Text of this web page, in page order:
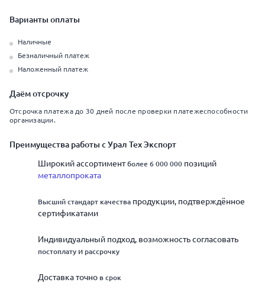
Варианты оплаты
Наличные
Безналичный платеж
Наложенный платеж
Даём отсрочку
Отсрочка платежа до 30 дней после проверки платежеспособности
организации.
Преимущества работы с Урал Тех Экспорт
Широкий ассортиментболее 6 000 000 позиций
металлопроката
Высший стандарт качества продукции, подтверждённое
сертификатами
Индивидуальный подход, возможность согласовать
постоплату и рассрочку
Доставка точно в срок